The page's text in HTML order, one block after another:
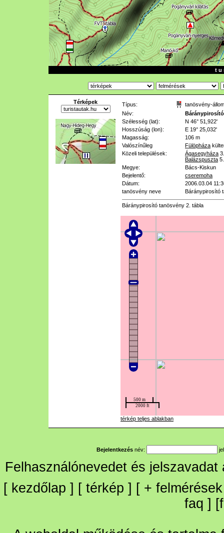
t u
Térképek Típus:
tanösvény-
Név:
Szélesség (lat):
N 46° 51,922'
Hosszúság (lon):
E 19° 25,032'
Magasság:
106 m
Valószínűleg
Fülöpháza
Közeli települések:
Ágasegyháza
Balázspuszta
Megye:
Bács-Kiskun
Bejelentő:
cseremoha
Dátum:
2006.03.04
tanösvény neve
Báránypirosító
Báránypirosító tanösvény 2. tábla
térkép teljes ablakban
Bejelentkezés név:
Felhasználónevedet és
[ kezdőlap ] [ térkép ] [ + felmérések
faq ] [